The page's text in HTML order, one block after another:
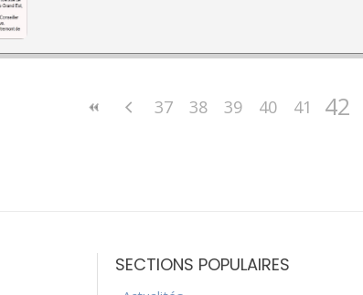
37 38 39 40 41 42
SECTIONS POPULAIRES